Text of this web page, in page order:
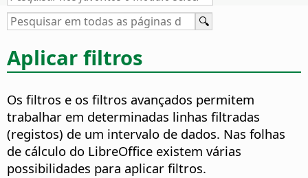
Aplicar filtros
Os filtros e os filtros avançados permitem
trabalhar em determinadas linhas filtradas
(registos) de um intervalo de dados. Nas folhas
de cálculo do LibreOffice existem várias
possibilidades para aplicar filtros.